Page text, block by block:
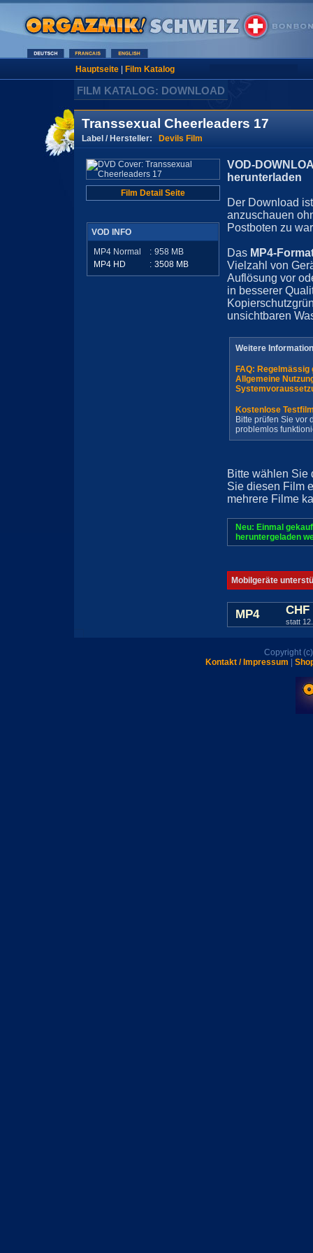
Hauptseite| Film Katalog
FILM KATALOG: DOWNLOAD
Transsexual Cheerleaders 17
Label / Hersteller: Devils Film
Film Detail Seite
VOD INFO
MP4 Normal
: 958 MB
MP4 HD
: 3508 MB
VOD-
herunterladen
Der Download
anzuschauen
Postboten zu
Das MP4-
Vielzahl von
Auflösung vor
in besserer
unsichtbaren
Weitere
FAQ:
Allgemeine
Kostenlose
Bitte prüfen Sie vor
problemlos
Bitte wählen Sie
Sie diesen Film
mehrere Filme
Neu: Einmal
heruntergeladen
Mobilgeräte
MP4
statt
Copyright
Kontakt / Impressum